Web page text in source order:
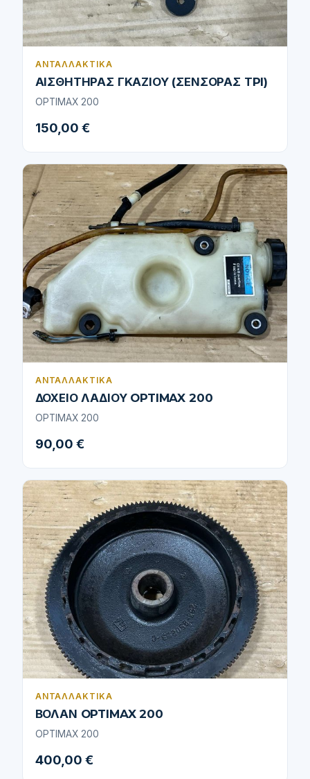
ΑΝΤΑΛΛΑΚΤΙΚΆ
ΑΙΣΘΗΤΗΡΑΣ ΓΚΑΖΙΟΥ (ΣΕΝΣΟΡΑΣ ΤPI)
OPTIMAX 200
150,00 €
ΑΝΤΑΛΛΑΚΤΙΚΆ
ΔΟΧΕΙΟ ΛΑΔΙΟΥ OPTIMAX 200
OPTIMAX 200
90,00 €
ΑΝΤΑΛΛΑΚΤΙΚΆ
ΒΟΛΑΝ OPTIMAX 200
OPTIMAX 200
400,00 €